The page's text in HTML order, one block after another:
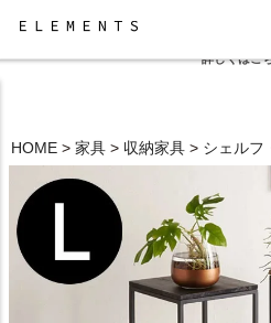
検索
夏季休業と一部地域配
詳しくはこ
HOME 家具 収納家具 シェルフ